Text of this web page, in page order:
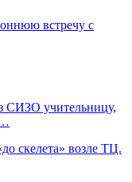
встречу с
СИЗО учительницу,
скелета» возле ТЦ.